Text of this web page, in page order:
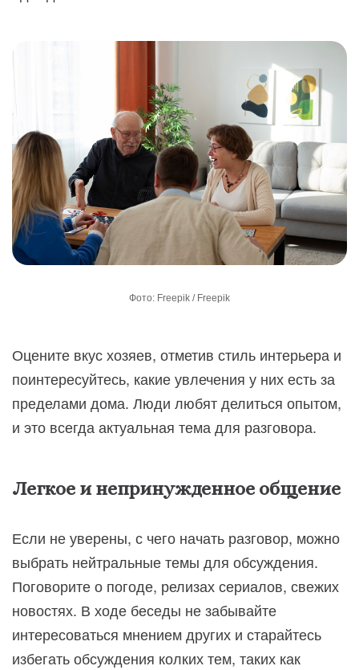
Фото: Freepik / Freepik
Оцените вкус хозяев, отметив стиль интерьера и
поинтересуйтесь, какие увлечения у них есть за
пределами дома. Люди любят делиться опытом,
и это всегда актуальная тема для разговора.
Легкое и непринужденное общение
Если не уверены, с чего начать разговор, можно
выбрать нейтральные темы для обсуждения.
Поговорите о погоде, релизах сериалов, свежих
новостях. В ходе беседы не забывайте
интересоваться мнением других и старайтесь
избегать обсуждения колких тем, таких как